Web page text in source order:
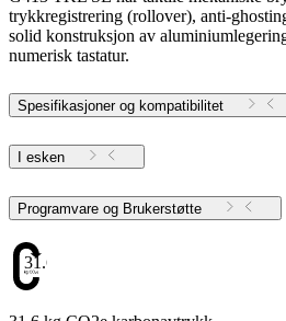
trykkregistrering (rollover), anti-
solid konstruksjon av
numerisk tastatur.
Spesifikasjoner og kompatibilitet
I esken
Programvare og Brukerstøtte
31.6